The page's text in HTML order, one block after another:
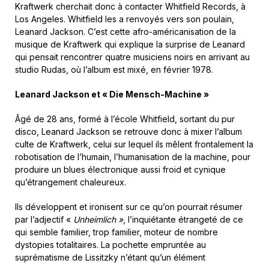
Kraftwerk cherchait donc à contacter Whitfield Records, à
Los Angeles. Whitfield les a renvoyés vers son poulain,
Leanard Jackson. C’est cette afro-américanisation de la
musique de Kraftwerk qui explique la surprise de Leanard
qui pensait rencontrer quatre musiciens noirs en arrivant au
studio Rudas, où l’album est mixé, en février 1978.
Leanard Jackson et « Die Mensch-Machine »
Âgé de 28 ans, formé à l’école Whitfield, sortant du pur
disco, Leanard Jackson se retrouve donc à mixer l’album
culte de Kraftwerk, celui sur lequel ils mêlent frontalement la
robotisation de l’humain, l’humanisation de la machine, pour
produire un blues électronique aussi froid et cynique
qu’étrangement chaleureux.
Ils développent et ironisent sur ce qu’on pourrait résumer
par l’adjectif « Unheimlich », l’inquiétante étrangeté de ce
qui semble familier, trop familier, moteur de nombre
dystopies totalitaires. La pochette empruntée au
suprématisme de Lissitzky n’étant qu’un élément